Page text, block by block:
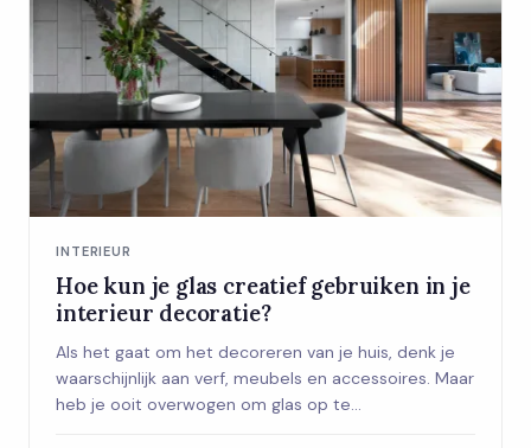
INTERIEUR
Hoe kun je glas creatief gebruiken in je
interieur decoratie?
Als het gaat om het decoreren van je huis, denk je
waarschijnlijk aan verf, meubels en accessoires. Maar
heb je ooit overwogen om glas op te...